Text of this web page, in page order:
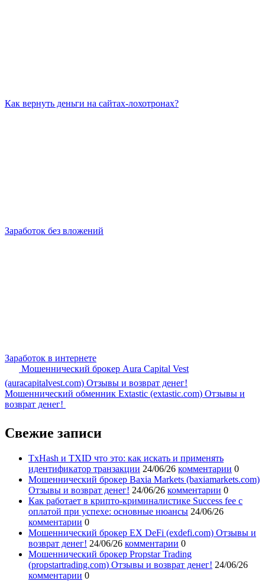
Как вернуть деньги на сайтах-лохотронах?
Заработок без вложений
Заработок в интернете
Мошеннический брокер Aura Capital Vest
(auracapitalvest.com) Отзывы и возврат денег!
Мошеннический обменник Extastic (extastic.com) Отзывы и
возврат денег!
Свежие записи
TxHash и TXID что это: как искать и применять
идентификатор транзакции 24/06/26 комментарии 0
Мошеннический брокер Baxia Markets (baxiamarkets.com)
Отзывы и возврат денег! 24/06/26 комментарии 0
Как работает в крипто-криминалистике Success fee с
оплатой при успехе: основные нюансы 24/06/26
комментарии 0
Мошеннический брокер EX DeFi (exdefi.com) Отзывы и
возврат денег! 24/06/26 комментарии 0
Мошеннический брокер Propstar Trading
(propstartrading.com) Отзывы и возврат денег! 24/06/26
комментарии 0